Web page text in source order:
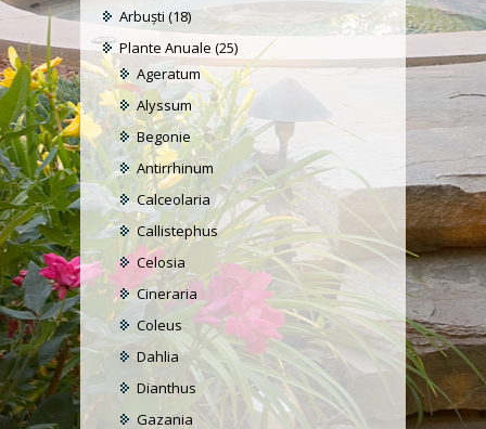
Arbuști (18)
Plante Anuale (25)
Ageratum
Alyssum
Begonie
Antirrhinum
Calceolaria
Callistephus
Celosia
Cineraria
Coleus
Dahlia
Dianthus
Gazania